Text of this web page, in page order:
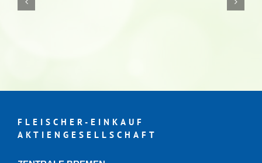
FLEISCHER-EINKAUF
AKTIENGESELLSCHAFT